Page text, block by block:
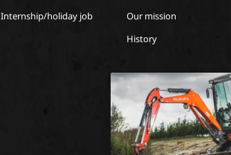
Internship/holiday job
Our mission
History